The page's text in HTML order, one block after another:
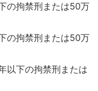
の拘禁刑または50万
の拘禁刑または50万
以下の拘禁刑または